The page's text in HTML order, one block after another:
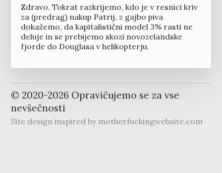
Zdravo. Tokrat razkrijemo, kdo je v resnici kriv
za (predrag) nakup Patrij, z gajbo piva
dokažemo, da kapitalistični model 3% rasti ne
deluje in se prebijemo skozi novozelandske
fjorde do Douglasa v helikopterju.
© 2020-2026 Opravičujemo se za vse
nevšečnosti
Site design inspired by motherfuckingwebsite.com